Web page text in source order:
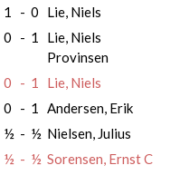
1 - 0
Lie, Niels
0 - 1
Lie, Niels
Provinsen
0 - 1
Lie, Niels
0 - 1
Andersen, Erik
½ - ½ Nielsen, Julius
½ - ½ Sorensen, Ernst C